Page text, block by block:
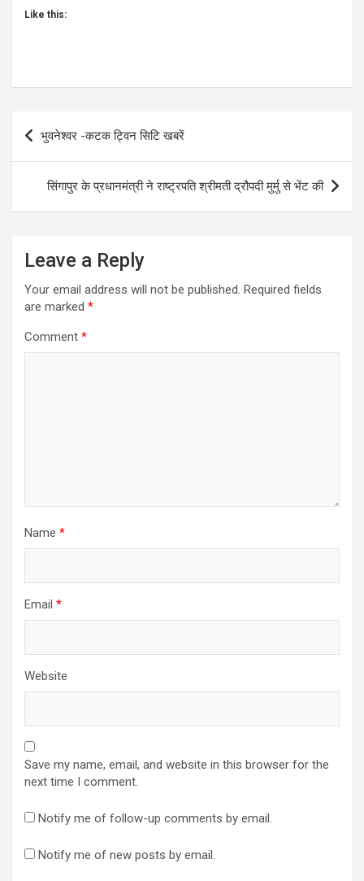
Like this:
Post
navigation
भुवनेश्वर -कटक ट्विन सिटि खबरें
सिंगापुर के प्रधानमंत्री ने राष्ट्रपति श्रीमती द्रौपदी मुर्मु से भेंट की
Leave a Reply
Your email address will not be published. Required fields
are marked *
Comment *
Name *
Email *
Website
Save my name, email, and website in this browser for the
next time I comment.
Notify me of follow-up comments by email.
Notify me of new posts by email.